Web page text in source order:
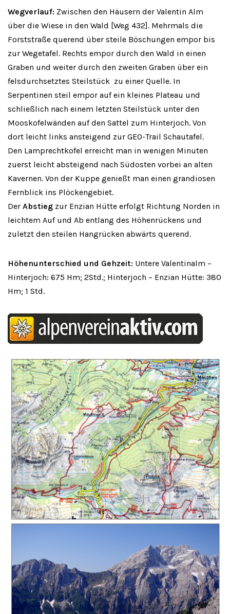
Wegverlauf: Zwischen den Häusern der Valentin Alm
über die Wiese in den Wald [Weg 432]. Mehrmals die
Forststraße querend über steile Böschungen empor bis
zur Wegetafel. Rechts empor durch den Wald in einen
Graben und weiter durch den zweiten Graben über ein
felsdurchsetztes Steilstück zu einer Quelle. In
Serpentinen steil empor auf ein kleines Plateau und
schließlich nach einem letzten Steilstück unter den
Mooskofelwänden auf den Sattel zum Hinterjoch. Von
dort leicht links ansteigend zur GEO-Trail Schautafel.
Den Lamprechtkofel erreicht man in wenigen Minuten
zuerst leicht absteigend nach Südosten vorbei an alten
Kavernen. Von der Kuppe genießt man einen grandiosen
Fernblick ins Plöckengebiet.
Der Abstieg zur Enzian Hütte erfolgt Richtung Norden in
leichtem Auf und Ab entlang des Höhenrückens und
zuletzt den steilen Hangrücken abwärts querend.
Höhenunterschied und Gehzeit: Untere Valentinalm –
Hinterjoch: 675 Hm; 2Std.; Hinterjoch – Enzian Hütte: 380
Hm; 1 Std.